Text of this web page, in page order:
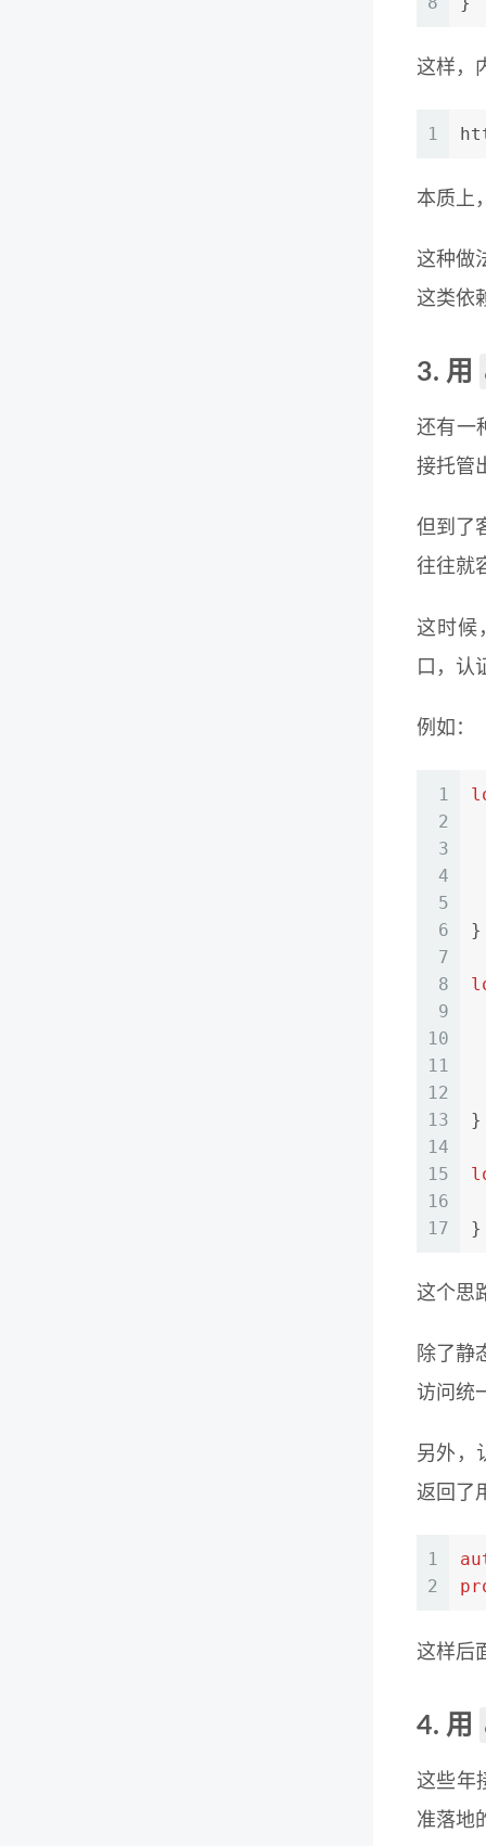
这样，
1
本质上
这种做
这类依
3. 用
还有一
接托管
但到了
往往就
这时候
口，认
例如：
1
2
3
4
5
6
7
8
9
10
11
12
13
14
15
16
17
}
}
}
这个思
除了静
访问统
另外，
返回了
1
2
这样后
4. 用
这些年
准落地